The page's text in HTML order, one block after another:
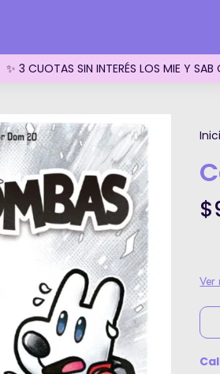
✨ 3 CUOTAS SIN INTERÉS LOS MIE Y
Ver